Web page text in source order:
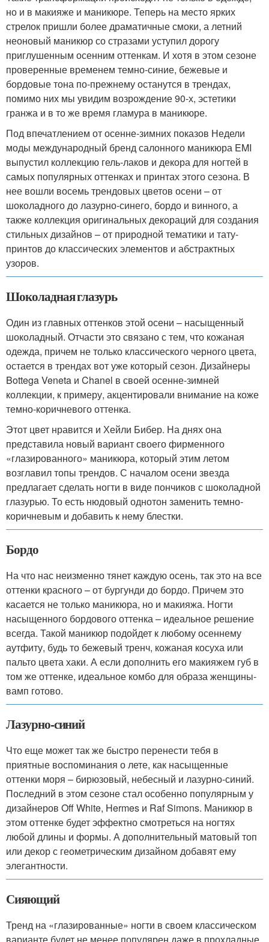
но и в макияже и маникюре. Теперь на место ярких
стрелок пришли более драматичные смоки, а летний
неоновый маникюр со стразами уступил дорогу
приглушенным осенним оттенкам. И хотя в этом сезоне
проверенные временем темно-синие, бежевые и
бордовые тона по-прежнему останутся в трендах,
помимо них мы увидим возрождение 90-х, эстетики
гранжа и в то же время гламура в маникюре.
Под впечатлением от осенне-зимних показов Недели
моды международный бренд салонного маникюра EMI
выпустил коллекцию гель-лаков и декора для ногтей в
самых популярных оттенках и принтах этого сезона. В
нее вошли восемь трендовых цветов осени – от
шоколадного до лазурно-синего, бордо и винного, а
также коллекция оригинальных декораций для создания
стильных дизайнов – от природной тематики и тату-
принтов до классических элементов и абстрактных
узоров.
Шоколадная глазурь
Один из главных оттенков этой осени – насыщенный
шоколадный. Отчасти это связано с тем, что кожаная
одежда, причем не только классического черного цвета,
остается в трендах вот уже который сезон. Дизайнеры
Bottega Veneta и Chanel в своей осенне-зимней
коллекции, к примеру, акцентировали внимание на коже
темно-коричневого оттенка.
Этот цвет нравится и Хейли Бибер. На днях она
представила новый вариант своего фирменного
«глазированного»‎ маникюра, который этим летом
возглавил топы трендов. С началом осени звезда
предлагает сделать ногти в виде пончиков с шоколадной
глазурью. То есть нюдовый однотон заменить темно-
коричневым и добавить к нему блестки.
Бордо
На что нас неизменно тянет каждую осень, так это на все
оттенки красного – от бургунди до бордо. Причем это
касается не только маникюра, но и макияжа. Ногти
насыщенного бордового оттенка – идеальное решение
всегда. Такой маникюр подойдет к любому осеннему
аутфиту, будь то бежевый тренч, кожаная косуха или
пальто цвета хаки. А если дополнить его макияжем губ в
том же оттенке, идеальное комбо для образа женщины-
вамп готово.
Лазурно-синий
Что еще может так же быстро перенести тебя в
приятные воспоминания о лете, как насыщенные
оттенки моря – бирюзовый, небесный и лазурно-синий.
Последний в этом сезоне стал особенно популярным у
дизайнеров Off White, Hermes и Raf Simons. Маникюр в
этом оттенке будет эффектно смотреться на ногтях
любой длины и формы. А дополнительный матовый топ
или декор с геометрическим дизайном добавят ему
элегантности.
Сияющий
Тренд на «глазированные» ногти в своем классическом
варианте будет не менее популярен даже в прохладные